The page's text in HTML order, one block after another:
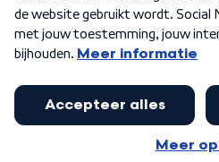
Algemene voorwaarden